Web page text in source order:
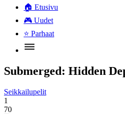
🏠 Etusivu
🎮 Uudet
⭐ Parhaat
Submerged: Hidden
Seikkailupelit
1
70